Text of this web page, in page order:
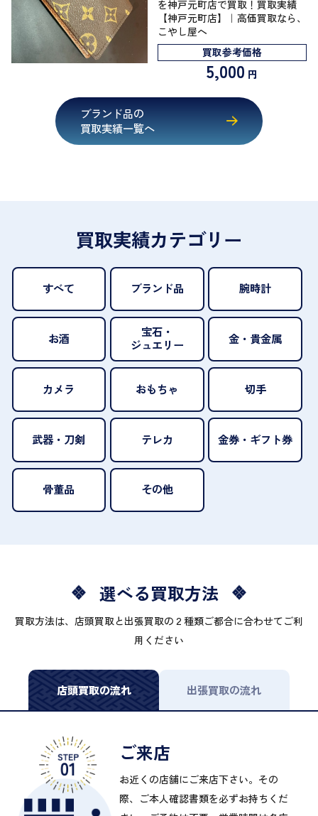
を神戸元町店で買取！買取実績
【神戸元町店】｜高価買取なら、
こやし屋へ
買取参考価格
5,000 円
ブランド品の
買取実績一覧へ
買取実績カテゴリー
すべて ブランド品 腕時計
お酒
宝石・
ジュエリー
金・貴金属
カメラ おもちゃ 切手
武器・刀剣 テレカ 金券・ギフト券
骨董品 その他
選べる買取方法
買取方法は、店頭買取と出張買取の２種類ご都合に合わせてご利
用ください
店頭買取の流れ 出張買取の流れ
ご来店
お近くの店舗にご来店下さい。その
際、ご本人確認書類を必ずお持ちくだ